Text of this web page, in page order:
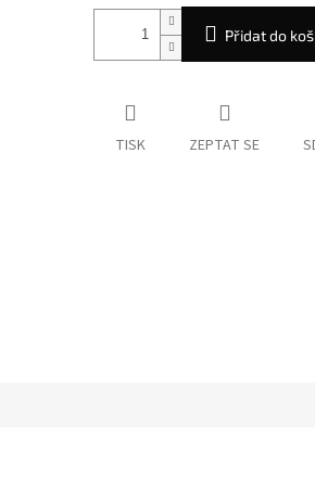
Přidat do
TISK ZEPTAT SE